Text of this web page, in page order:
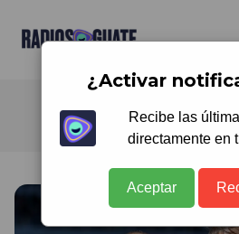
Radios Guate
¿Activar
Recibe las
directamente en
Aceptar